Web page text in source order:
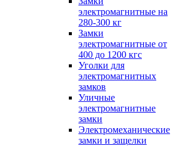
электромагнитные на
280-300 кг
Замки
электромагнитные от
400 до 1200 кгс
Уголки для
электромагнитных
замков
Уличные
электромагнитные
замки
Электромеханические
замки и защелки